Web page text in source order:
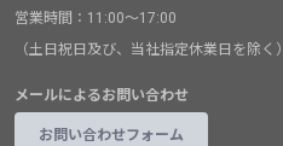
営業時間：11:00～17:00
（土日祝日及び、当社指定休業日を除く）
メールによるお問い合わせ
お問い合わせフォーム